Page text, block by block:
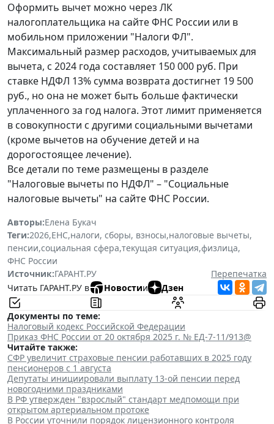
Оформить вычет можно через ЛК
налогоплательщика на сайте ФНС России или в
мобильном приложении "Налоги ФЛ".
Максимальный размер расходов, учитываемых для
вычета, с 2024 года составляет 150 000 руб. При
ставке НДФЛ 13% сумма возврата достигнет 19 500
руб., но она не может быть больше фактически
уплаченного за год налога. Этот лимит применяется
в совокупности с другими социальными вычетами
(кроме вычетов на обучение детей и на
дорогостоящее лечение).
Все детали по теме размещены в разделе
"Налоговые вычеты по НДФЛ" – "Социальные
налоговые вычеты" на сайте ФНС России.
Авторы:Елена Букач
Теги:2026,ЕНС,налоги, сборы, взносы,налоговые вычеты,
пенсии,социальная сфера,текущая ситуация,физлица,
ФНС России
Источник:ГАРАНТ.РУ
Перепечатка
Читать ГАРАНТ.РУ в
Новостии Дзен
Документы по теме:
Налоговый кодекс Российской Федерации
Приказ ФНС России от 20 октября 2025 г. № ЕД-7-11/913@
Читайте также:
СФР увеличит страховые пенсии работавших в 2025 году
пенсионеров с 1 августа
Депутаты инициировали выплату 13-ой пенсии перед
новогодними праздниками
В РФ утвержден "взрослый" стандарт медпомощи при
открытом артериальном протоке
В России уточнили порядок лицензионного контроля